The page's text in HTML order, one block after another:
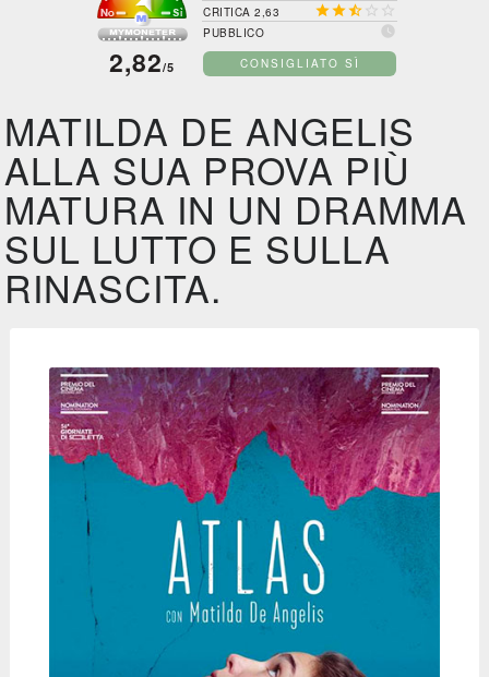
2,82/5
CRITICA 2,63   
PUBBLICO 
CONSIGLIATO SÌ
MATILDA DE ANGELIS
ALLA SUA PROVA PIÙ
MATURA IN UN DRAMMA
SUL LUTTO E SULLA
RINASCITA.